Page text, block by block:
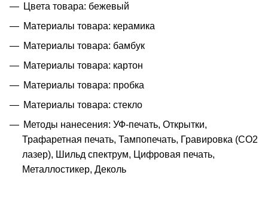
Цвета товара: бежевый
Материалы товара: керамика
Материалы товара: бамбук
Материалы товара: картон
Материалы товара: пробка
Материалы товара: стекло
Методы нанесения: УФ-печать, Открытки,
Трафаретная печать, Тампопечать, Гравировка (CO2
лазер), Шильд спектрум, Цифровая печать,
Металлостикер, Деколь